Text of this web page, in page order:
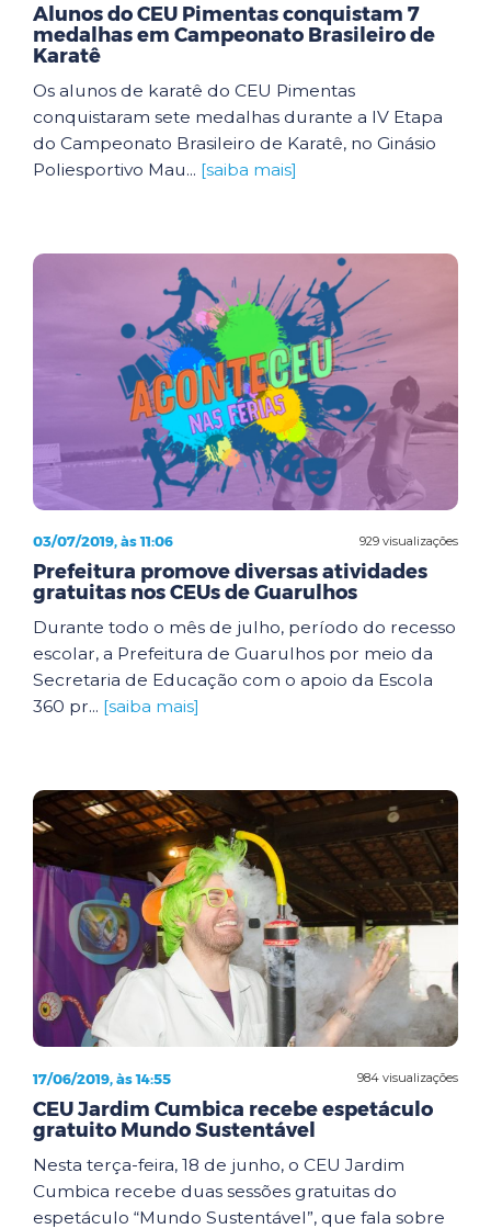
Alunos do CEU Pimentas conquistam 7
medalhas em Campeonato Brasileiro de
Karatê
Os alunos de karatê do CEU Pimentas
conquistaram sete medalhas durante a IV Etapa
do Campeonato Brasileiro de Karatê, no Ginásio
Poliesportivo Mau... [saiba mais]
929 visualizações
03/07/2019, às 11:06
Prefeitura promove diversas atividades
gratuitas nos CEUs de Guarulhos
Durante todo o mês de julho, período do recesso
escolar, a Prefeitura de Guarulhos por meio da
Secretaria de Educação com o apoio da Escola
360 pr... [saiba mais]
984 visualizações
17/06/2019, às 14:55
CEU Jardim Cumbica recebe espetáculo
gratuito Mundo Sustentável
Nesta terça-feira, 18 de junho, o CEU Jardim
Cumbica recebe duas sessões gratuitas do
espetáculo “Mundo Sustentável”, que fala sobre